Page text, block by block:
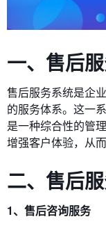
一、售后
售后服务系统是企
的服务体系。这一
是一种综合性的管
增强客户体验，从
二、售后
1、售后咨询服务